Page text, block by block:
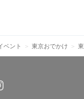
ベント 東京おでかけ